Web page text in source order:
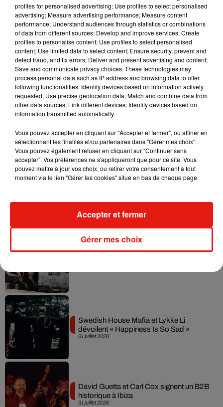
Musique
7 août 2026
RÜFÜS DU SOL annonce un nouvel
album après sa tournée mondiale
7 août 2026
Angèle et Amélie Lens dévoilent leur
collaboration tant attendue
6 août 2026
Fred again.. et Latin Mafia dévoilent enfin
31 juillet 2026
Swedish House Mafia et Lykke Li
dévoilent « Happiness Is So Sad »
31 juillet 2026
David Guetta et Carl Cox signent un B2B
historique à Ibiza
profiles for personalised advertising; Use profiles to select personalised
advertising; Measure advertising performance; Measure content
performance; Understand audiences through statistics or combinations
of data from different sources; Develop and improve services; Create
profiles to personalise content; Use profiles to select personalised
content; Use limited data to select content; Ensure security, prevent and
detect fraud, and fix errors; Deliver and present advertising and content;
Save and communicate privacy choices. These technologies may
process personal data such as IP address and browsing data to offer
following functionalities: Identify devices based on information actively
requested; Use precise geolocation data; Match and combine data from
other data sources; Link different devices; Identify devices based on
information transmitted automatically.
Vous pouvez accepter en cliquant sur "Accepter et fermer", ou affiner en
sélectionnant les finalités et/ou partenaires dans "Gérer mes choix".
Vous pouvez également refuser en cliquant sur "Continuer sans
accepter". Vos préférences ne s'appliqueront que pour ce site. Vous
pouvez mettre à jour vos choix, ou retirer votre consentement à tout
moment via le lien "Gérer les cookies" situé en bas de chaque page.
Gérer mes choix
Accepter et fermer